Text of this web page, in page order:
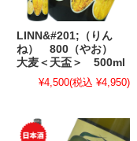
LINN&#201;（りん
ね） 800（やお）
大麦＜天盃＞ 500ml
¥4,500(税込 ¥4,950)